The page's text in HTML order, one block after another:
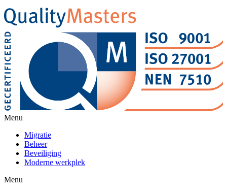
Menu
Migratie
Beheer
Beveiliging
Moderne werkplek
Menu